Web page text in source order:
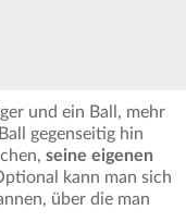
und ein Ball, mehr
gegenseitig hin
seine eigenen
kann man sich
über die man